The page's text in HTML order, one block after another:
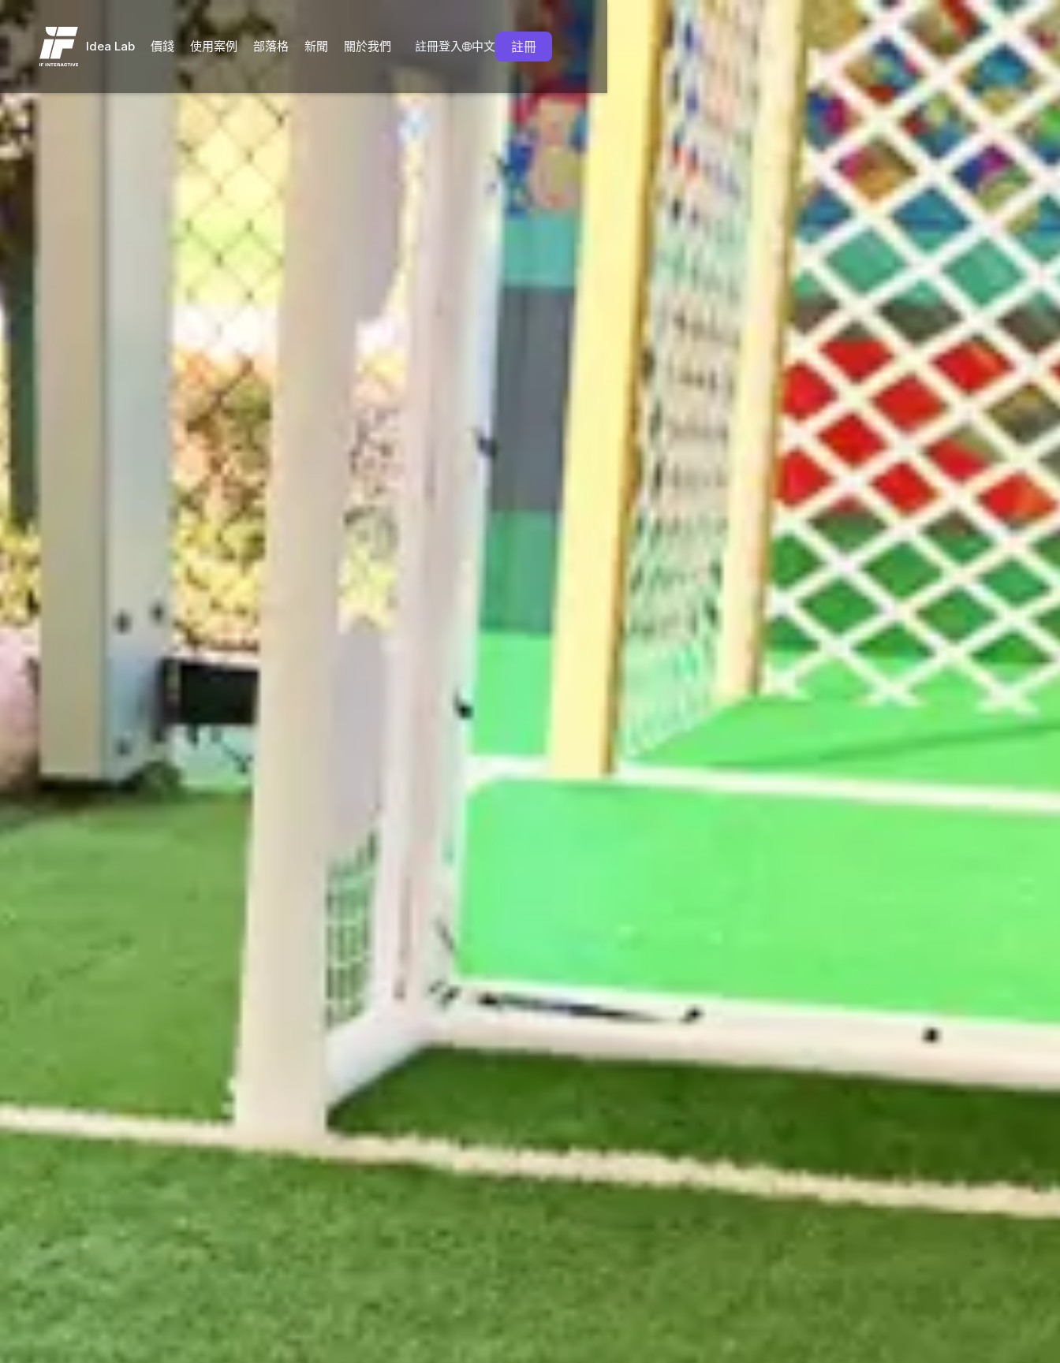
Idea Lab 價錢 使用案例 部落格 新聞 關於我們 註冊登入 中文 註冊
Slide 1 of 2.